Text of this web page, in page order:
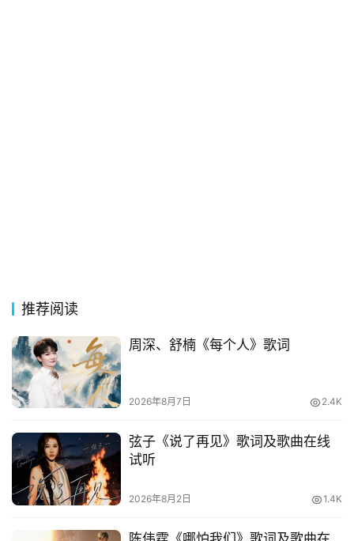
词
其
他
词
语
推荐阅读
周深、舒楠《每个人》歌词
2026年8月7日 2.4K
弦子《说了再见》歌词及歌曲在线
试听
2026年8月2日 1.4K